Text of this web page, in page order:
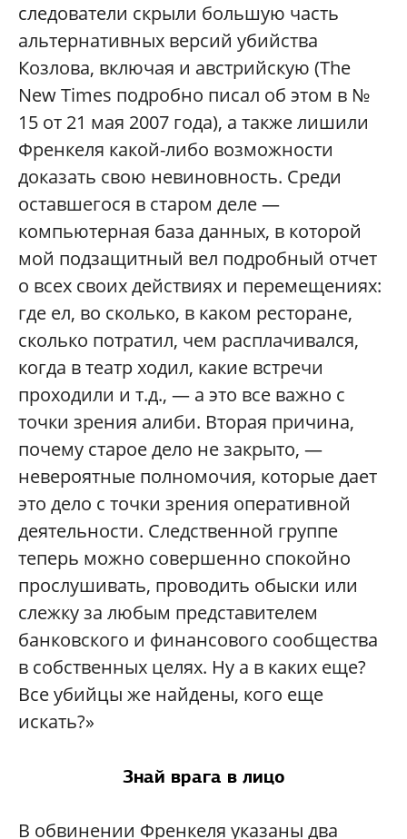
следователи скрыли большую часть
альтернативных версий убийства
Козлова, включая и австрийскую (The
New Times подробно писал об этом в №
15 от 21 мая 2007 года), а также лишили
Френкеля какой-либо возможности
доказать свою невиновность. Среди
оставшегося в старом деле —
компьютерная база данных, в которой
мой подзащитный вел подробный отчет
о всех своих действиях и перемещениях:
где ел, во сколько, в каком ресторане,
сколько потратил, чем расплачивался,
когда в театр ходил, какие встречи
проходили и т.д., — а это все важно с
точки зрения алиби. Вторая причина,
почему старое дело не закрыто, —
невероятные полномочия, которые дает
это дело с точки зрения оперативной
деятельности. Следственной группе
теперь можно совершенно спокойно
прослушивать, проводить обыски или
слежку за любым представителем
банковского и финансового сообщества
в собственных целях. Ну а в каких еще?
Все убийцы же найдены, кого еще
искать?»
Знай врага в лицо
В обвинении Френкеля указаны два